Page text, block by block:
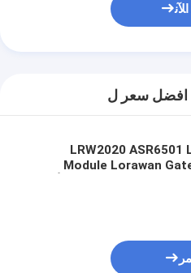
افضل سعر ل
LRW2020 ASR6501
Module Lorawan